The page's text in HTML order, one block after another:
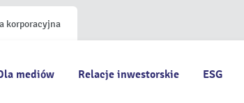
korporacyjna
mediów Relacje inwestorskie ESG